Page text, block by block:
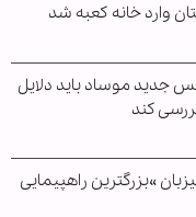
وارد خانه کعبه شد
جدید موساد باید دلایل
کند
»بزرگترین راهپیمایی